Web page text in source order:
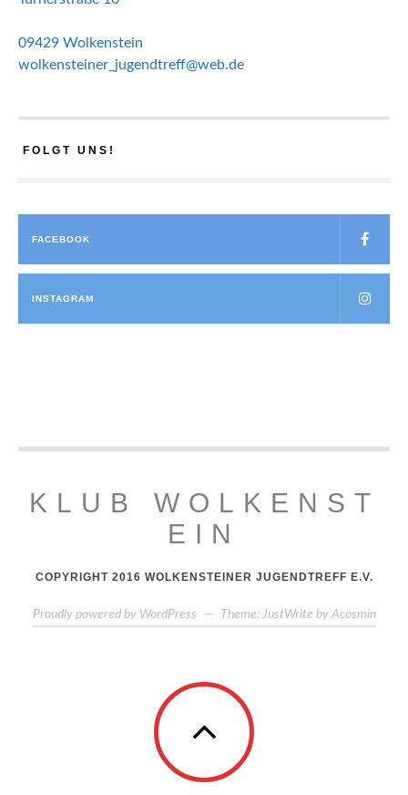
09429 Wolkenstein
wolkensteiner_jugendtreff@web.de
FOLGT UNS!
FACEBOOK
INSTAGRAM
KLUB WOLKENST
EIN
COPYRIGHT 2016 WOLKENSTEINER JUGENDTREFF E.V.
Proudly powered by WordPress — Theme: JustWrite by Acosmin